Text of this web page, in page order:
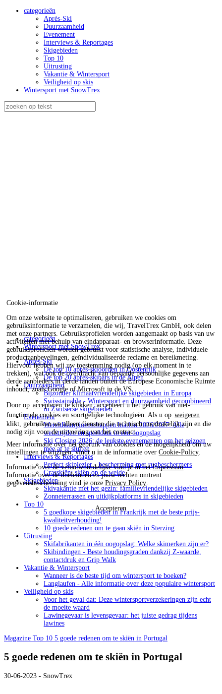
Cookie-informatie
Om onze website te optimaliseren, gebruiken we cookies om
gebruiksinformatie te verzamelen, die wij, TravelTrex GmbH, ook delen
met onze partners. Gebruiksprofielen worden aangemaakt op basis van uw
activiteiten met behulp van eindapparaat- en browserinformatie. Deze
gebruiksprofielen worden gebruikt voor statistische analyse, individuele
productaanbevelingen, geïndividualiseerde reclame en bereikmeting.
Hiervoor hebben wij uw toestemming nodig (op elk moment in te
trekken), wat ook de overdracht van bepaalde persoonlijke gegevens aan
derde aanbieders in derde landen buiten de Europese Economische Ruimte
inhoudt, zoals Google of Microsoft in de VS.
Door op accepterente klikken, accepteert u het gebruik van niet-
functionele cookies en soortgelijke technologieën. Als u op weigeren
klikt, gebruiken we alleen diensten die technisch noodzakelijk zijn en die
nodig zijn voor de uitvoering van het contract.
Meer informatie over het gebruik van cookies en de mogelijkheid om uw
instellingen te wijzigen, vindt u in de informatie overCookie-Policy
Informatie over de verantwoordelijke vind je in hetImpressum.
Informatie over de doeleinden en jouw rechten omtrent
gegevensbescherming vind je onzePrivacy Policy
Accepteren
categorieën
Après-Ski
Duurzaamheid
Evenement
Interviews & Reportages
Skigebieden
Top 10
Uitrusting
Vakantie & Wintersport
Veiligheid op skis
Wintersport met SnowTrex
categorieën
Wintersport met SnowTrex
Après-Ski
De top 10 après-skioorden in Oostenrijk
De top 20 après-skibars in de Alpen
Duurzaamheid
Bijzonder klimaatvriendelijke skigebieden in Europa
Swisstainable - Wintersport en duurzaamheid gecombineerd
in Zwitserse skigebieden
Evenement
Wereldkampioenschappen biatlon 2026/2027: Alle
wedstrijden en speeldata in een oogopslag
Ski Closing 2026: de leukste evenementen om het seizoen
mee af te sluiten
Interviews & Reportages
Perfect skiplezier - bescherming met rugbeschermers
Grasskiën: skiën op de weide
Skigebieden
Skivakantie met het gezin: familievriendelijke skigebieden
Zonneterrassen en uitkijkplatforms in skigebieden
Top 10
5 goedkope skigebieden in Frankrijk met de beste prijs-
kwaliteitverhouding!
10 goede redenen om te gaan skiën in Sterzing
Uitrusting
Skifabrikanten in één oogopslag: Welke skimerken zijn er?
Skibindingen - Beste houdingsgraden dankzij Z-waarde,
contactdruk en Grip Walk
Vakantie & Wintersport
Wanneer is de beste tijd om wintersport te boeken?
Langlaufen - Alle informatie over deze populaire wintersport
Veiligheid op skis
Voor het geval dat: Deze wintersportverzekeringen zijn echt
de moeite waard
Lawinegevaar is levensgevaar: het juiste gedrag tijdens
lawines
Magazine Top 10 5 goede redenen om te skiën in Portugal
5 goede redenen om te skiën in Portugal
30-06-2023 - SnowTrex